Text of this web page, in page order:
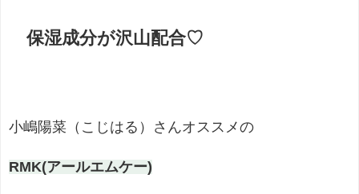
保湿成分が沢山配合♡
小嶋陽菜（こじはる）さんオススメの
RMK(アールエムケー)